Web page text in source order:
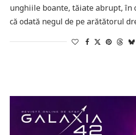
unghiile boante, tăiate abrupt, în
că odată negul de pe arătătorul